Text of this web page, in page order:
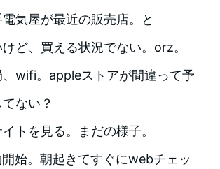
気屋が最近の販売店。と
ど、買える状況でない。orz。
、wifi。appleストアが間違って予
ない？
トを見る。まだの様子。
始。朝起きてすぐにwebチェッ